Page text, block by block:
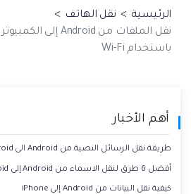
الرئيسية > نقل الهاتف >
باستخدام Wi-Fi
أهم الأخبار
طريقة نقل الرسائل النصية من Android الى Android
أفضل 6 طرق لنقل الاسماء من Android إلى Android
كيفية نقل البيانات من Android إلى iPhone